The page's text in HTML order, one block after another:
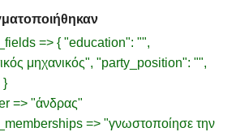
=> { "education": "",
μηχανικός", "party_position": "",
}
=> "άνδρας"
=> "γνωστοποίησε την